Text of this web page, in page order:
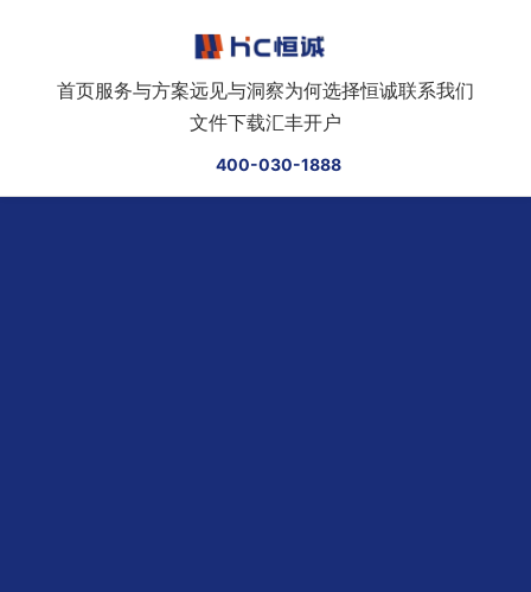
首页服务与方案远见与洞察为何选择恒诚联系我们
文件下载汇丰开户
400-030-1888